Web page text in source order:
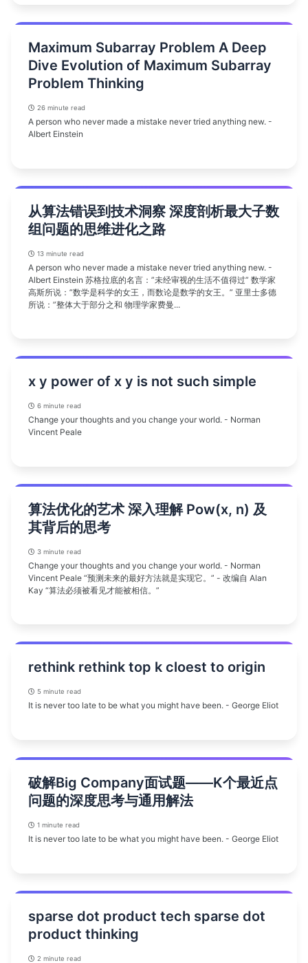
Maximum Subarray Problem A Deep
Dive Evolution of Maximum Subarray
Problem Thinking
26 minute read
A person who never made a mistake never tried anything new. -
Albert Einstein
从算法错误到技术洞察 深度剖析最大子数
组问题的思维进化之路
13 minute read
A person who never made a mistake never tried anything new. -
Albert Einstein 苏格拉底的名言：”未经审视的生活不值得过” 数学家
高斯所说：”数学是科学的女王，而数论是数学的女王。” 亚里士多德
所说：”整体大于部分之和 物理学家费曼...
x y power of x y is not such simple
6 minute read
Change your thoughts and you change your world. - Norman
Vincent Peale
算法优化的艺术 深入理解 Pow(x, n) 及
其背后的思考
3 minute read
Change your thoughts and you change your world. - Norman
Vincent Peale “预测未来的最好方法就是实现它。” - 改编自 Alan
Kay “算法必须被看见才能被相信。”
rethink rethink top k cloest to origin
5 minute read
It is never too late to be what you might have been. - George Eliot
破解Big Company面试题——K个最近点
问题的深度思考与通用解法
1 minute read
It is never too late to be what you might have been. - George Eliot
sparse dot product tech sparse dot
product thinking
2 minute read